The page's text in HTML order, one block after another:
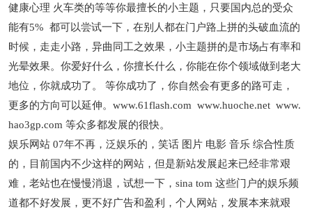
健康心理 火车类的等等你最擅长的小主题，只要国内总的受众
能有5% 都可以尝试一下，在别人都在门户路上拼的头破血流的
时候，走走小路，异曲同工之效果，小主题拼的是市场占有率和
光晕效果。你爱好什么，你擅长什么，你能在你个领域做到老大
地位，你就成功了。 等你成功了，你自然会有更多的路可走，
更多的方向可以延伸。www.61flash.com www.huoche.net www.
hao3gp.com 等众多都发展的很快。
娱乐网站 07年不再，泛娱乐的，笑话 图片 电影 音乐 综合性质
的，目前国内不少这样的网站，但是新站发展起来已经非常艰
难，老站也在慢慢消退，试想一下，sina tom 这些门户的娱乐频
道都不好发展，更不好广告和盈利，个人网站，发展本来就艰